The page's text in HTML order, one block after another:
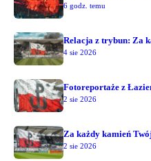
6 godz. temu
Relacja z trybun: Za
4 sie 2026
Fotoreportaże z
2 sie 2026
Za każdy kamień
2 sie 2026